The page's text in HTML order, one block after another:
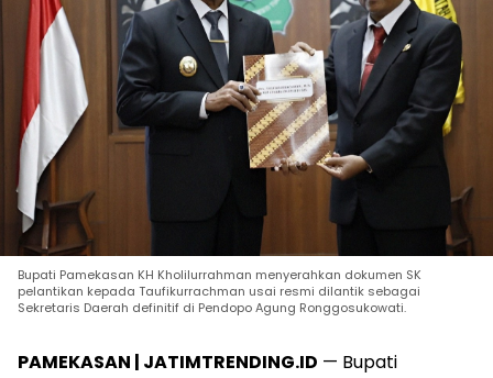
Bupati Pamekasan KH Kholilurrahman menyerahkan dokumen SK
pelantikan kepada Taufikurrachman usai resmi dilantik sebagai
Sekretaris Daerah definitif di Pendopo Agung Ronggosukowati.
PAMEKASAN | JATIMTRENDING.ID — Bupati